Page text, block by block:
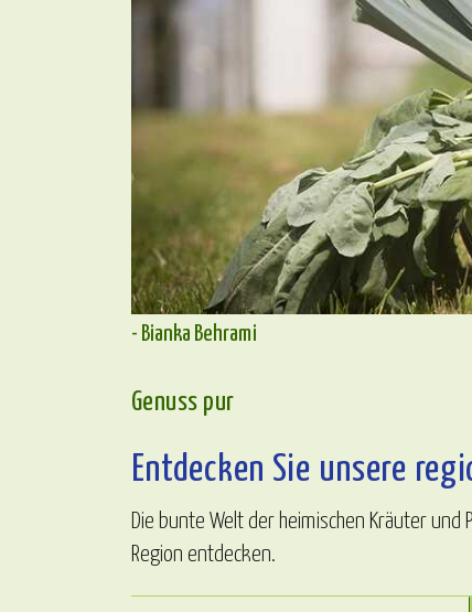
- Bianka Behrami
Genuss pur
Entdecken Sie unsere
Die bunte Welt der heimischen Kräuter
Region entdecken.